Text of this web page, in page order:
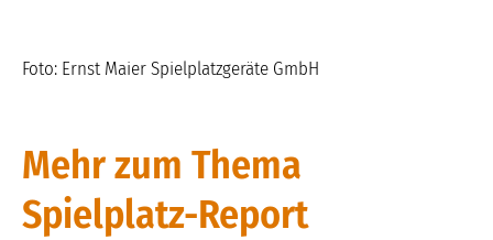
Foto: Ernst Maier Spielplatzgeräte GmbH
Mehr zum Thema
Spielplatz-Report